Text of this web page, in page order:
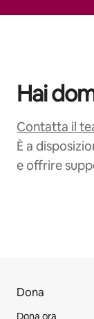
Hai
Contatta il
È a
e offrire
Dona
Dona ora